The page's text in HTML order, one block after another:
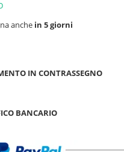
anche in 5 giorni
IN CONTRASSEGNO
BANCARIO